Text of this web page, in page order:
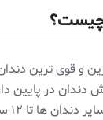
چیست؟
و قوی ترین
۱۲ سالگی رشد می کنند.